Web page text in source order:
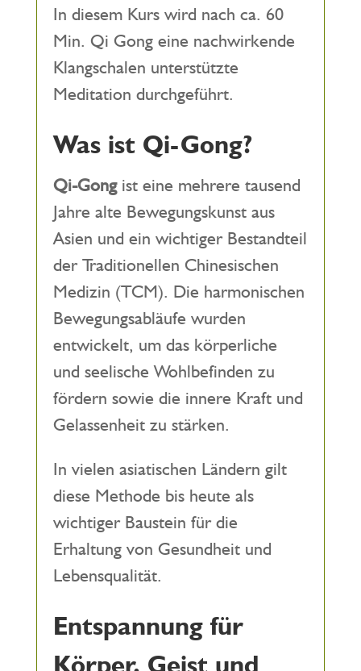
In diesem Kurs wird nach ca. 60
Min. Qi Gong eine nachwirkende
Klangschalen unterstützte
Meditation durchgeführt.
Was ist Qi-Gong?
Qi-Gongist eine mehrere tausend
Jahre alte Bewegungskunst aus
Asien und ein wichtiger Bestandteil
der Traditionellen Chinesischen
Medizin (TCM). Die harmonischen
Bewegungsabläufe wurden
entwickelt, um das körperliche
und seelische Wohlbefinden zu
fördern sowie die innere Kraft und
Gelassenheit zu stärken.
In vielen asiatischen Ländern gilt
diese Methode bis heute als
wichtiger Baustein für die
Erhaltung von Gesundheit und
Lebensqualität.
Entspannung für
Körper, Geist und